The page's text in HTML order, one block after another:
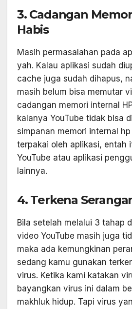
3. Cadangan
Habis
Masih permasalahan pada
yah. Kalau aplikasi sudah
cache juga sudah dihapus,
masih belum bisa memutar
cadangan memori internal
kalanya YouTube tidak bisa
simpanan memori internal
terpakai oleh aplikasi, entah
YouTube atau aplikasi
lainnya.
4. Terkena
Bila setelah melalui 3 tahap
video YouTube masih juga
maka ada kemungkinan
sedang kamu gunakan
virus. Ketika kami katakan
bayangkan virus ini dalam
makhluk hidup. Tapi virus